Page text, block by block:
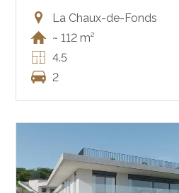
La Chaux-de-Fonds
~ 112 m²
4.5
2